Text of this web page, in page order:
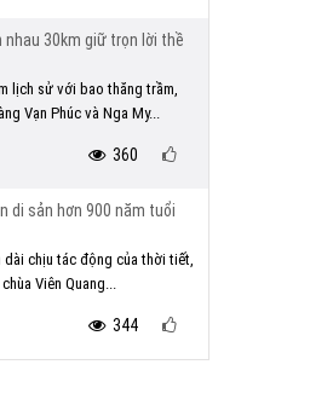
nhau 30km giữ trọn lời thề
lịch sử với bao thăng trầm,
Vạn Phúc và Nga My...
360
di sản hơn 900 năm tuổi
dài chịu tác động của thời tiết,
Viên Quang...
344